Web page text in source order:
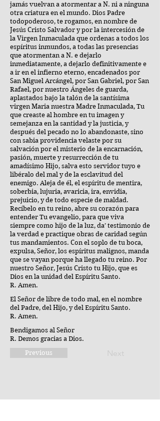
jamás vuelvan a atormentar a N. ni a ninguna
otra criatura en el mundo. Dios Padre
todopoderoso, te rogamos, en nombre de
Jesús Cristo Salvador y por la intercesión de
la Virgen Inmaculada que ordenas a todos los
espíritus inmundos, a todas las presencias
que atormentan a N. e dejarlo
inmediatamente, a dejarlo definitivamente e
a ir en el infierno eterno, encadenados por
San Miguel Arcángel, por San Gabriel, por San
Rafael, por nuestro Ángeles de guarda,
aplastados bajo la talón de la santísima
virgen Maria nuestra Madre Inmaculada, Tu
que creaste al hombre en tu imagen y
semejanza en la santidad y la justicia, y
después del pecado no lo abandonaste, sino
con sabia providencia velaste por su
salvación por el misterio de la encarnación,
pasión, muerte y resurrección de tu
amadísimo Hijo, salva esto servidor tuyo e
libéralo del mal y de la esclavitud del
enemigo. Aleja de él, el espíritu de mentira,
soberbia, lujuria, avaricia, ira, envidia,
prejuicio, y de todo especie de maldad.
Recíbelo en tu reino, abre su corazón para
entender Tu evangelio, para que viva
siempre como hijo de la luz, da’ testimonio de
la verdad e practique obras de caridad según
tus mandamientos. Con el soplo de tu boca,
expulsa, Señor, los espíritus malignos, manda
que se vayan porque ha llegado tu reino. Por
nuestro Señor, Jesús Cristo tu Hijo, que es
Dios en la unidad del Espíritu Santo.
R. Amen.
El Señor de libre de todo mal, en el nombre
del Padre, del Hijo, y del Espíritu Santo.
R. Amen.
Bendigamos al Señor
R. Demos gracias a Dios.
Previous
Next